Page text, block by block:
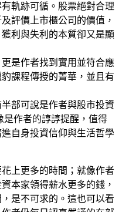
軌跡可循。股票絕對合理
評價上市櫃公司的價值，
利與失利的本質卻又是顯
是作者找到實用並符合應
課程傳授的菁華，並且有
部可說是作者與股市投資
是作者的諄諄提醒，值得
自身投資信仰與生活哲學
上更多的時間；就像作者
本家領得薪水更多的錢，
是不可求的。這也可以看